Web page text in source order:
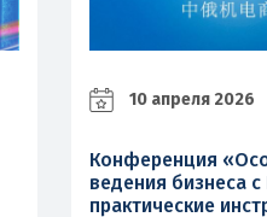
10 апреля 2026
Конференция
ведения бизнеса с
практические